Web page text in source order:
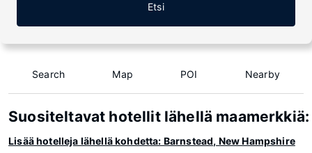
Etsi
Search Map POI Nearby
Suositeltavat hotellit lähellä
Lisää hotelleja lähellä kohdetta: Barnstead, New Hampshire